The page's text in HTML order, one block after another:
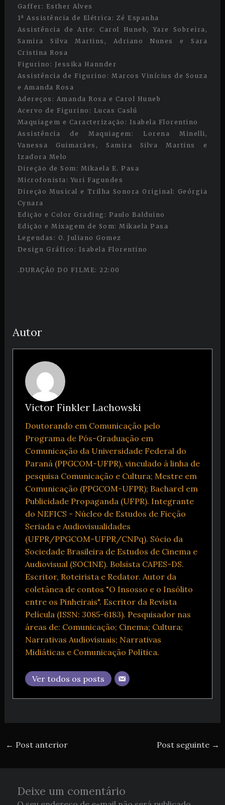
Gaffer: Esther Alves
1ª Assistência de Elétrica: Zé Espanha
Assistência de Arte: Carol Huneb, Yare Sobreira,
Samira Silva Martins, Adriano Nunes e Sara
Cristina Rosa
Figurino: Jessika Hannder
Assistência de Figurino: Marcos Vinícius de Souza
e Amanda Rosa
Adereços: Amanda Rosa e Carol Huneb
Acervo de Figurino: Lucas Caslú
Maquiagem e Caracterização: Isabela Florentino
Assistência de Maquiagem: Lorena Minelli,
Vanessa Guimarães, Samira Silva Martins e
Izadora Melo
Direção de Som: Mikaela E. Pasa
Microfonista: Yuri Fagundes
Direção Musical e Trilha Sonora Original: Geórgia
Cynara
Edição e Color Grading: Paulo Balduino
Edição e Mixagem de Som: Mikaela Pasa
Legendas: O. Juliano Gomez
Design Gráfico: Isabela Florentino
.DURAÇÃO DO FILME: 22:00
Autor
Victor Finkler Lachowski
Doutorando em Comunicação pelo
Programa de Pós-Graduação em
Comunicação da Universidade Federal do
Paraná (PPGCOM-UFPR), vinculado à linha de
pesquisa Comunicação e Cultura; Mestre em
Comunicação (PPGCOM-UFPR); Bacharel em
Publicidade Propaganda (UFPR). Integrante
do NEFICS - Núcleo de Estudos de Ficção
Seriada e Audiovisualidades
(UFPR/PPGCOM-UFPR/CNPq). Sócio da
Sociedade Brasileira de Estudos de Cinema e
Audiovisual (SOCINE). Bolsista CAPES-DS.
Escritor, Roteirista e Redator. Autor da
coletânea de contos "O Insosso e o Insólito
entre os Pinheirais". Escritor da Revista
Película (ISSN: 3085-6183). Pesquisador nas
áreas de: Comunicação; Cinema; Cultura;
Narrativas Audiovisuais; Narrativas
Midiáticas e Comunicação Política.
Ver todos os posts
← Post anterior Post seguinte →
Deixe um comentário